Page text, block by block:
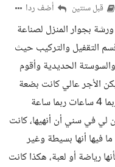
قبل سنتين أضف ردا
بجوار المنزل لصناعة
التقفيل والتركيب حيث
الحديدية وأقوم
الأجر عالي كانت بضعة
جنيهات في نهاية اليوم فكنا نعمل ربما 4 ساعات ربما ساعة
في سني أن أنهيها، كانت
أنها بسيطة وغير
رياضة أو لعبة، هكذا كانت